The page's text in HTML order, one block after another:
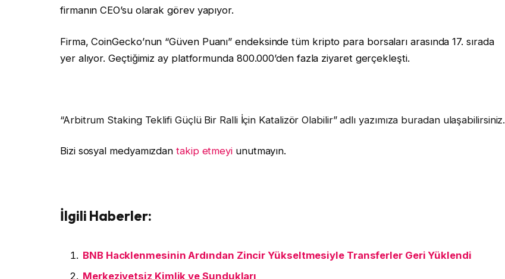
firmanın CEO’su olarak görev yapıyor.
Firma, CoinGecko’nun “Güven Puanı” endeksinde tüm kripto para borsaları arasında 17. sırada
yer alıyor. Geçtiğimiz ay platformunda 800.000’den fazla ziyaret gerçekleşti.
“Arbitrum Staking Teklifi Güçlü Bir Ralli İçin Katalizör Olabilir” adlı yazımıza buradan ulaşabilirsiniz.
Bizi sosyal medyamızdan takip etmeyi unutmayın.
İlgili Haberler:
BNB Hacklenmesinin Ardından Zincir Yükseltmesiyle Transferler Geri Yüklendi
Merkeziyetsiz Kimlik ve Sundukları